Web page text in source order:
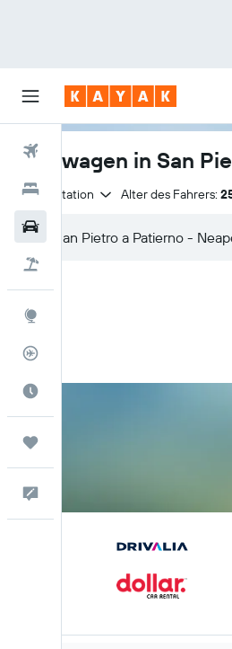
Hotels
Mietwagen in San
Anmietstation Alter des Fahrers: